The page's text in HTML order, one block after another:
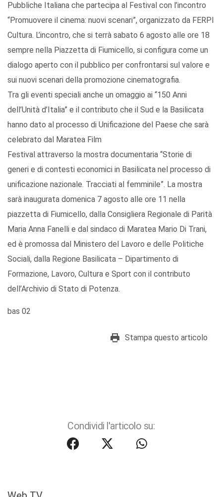
Pubbliche Italiana che partecipa al Festival con l’incontro
“Promuovere il cinema: nuovi scenari”, organizzato da FERPI
Cultura. L’incontro, che si terrà sabato 6 agosto alle ore 18
sempre nella Piazzetta di Fiumicello, si configura come un
dialogo aperto con il pubblico per confrontarsi sul valore e
sui nuovi scenari della promozione cinematografia.
Tra gli eventi speciali anche un omaggio ai “150 Anni
dell’Unità d’Italia” e il contributo che il Sud e la Basilicata
hanno dato al processo di Unificazione del Paese che sarà
celebrato dal Maratea Film
Festival attraverso la mostra documentaria “Storie di
generi e di contesti economici in Basilicata nel processo di
unificazione nazionale. Tracciati al femminile”. La mostra
sarà inaugurata domenica 7 agosto alle ore 11 nella
piazzetta di Fiumicello, dalla Consigliera Regionale di Parità
Maria Anna Fanelli e dal sindaco di Maratea Mario Di Trani,
ed è promossa dal Ministero del Lavoro e delle Politiche
Sociali, dalla Regione Basilicata – Dipartimento di
Formazione, Lavoro, Cultura e Sport con il contributo
dell’Archivio di Stato di Potenza.
bas 02
Stampa questo articolo
Condividi l'articolo su: